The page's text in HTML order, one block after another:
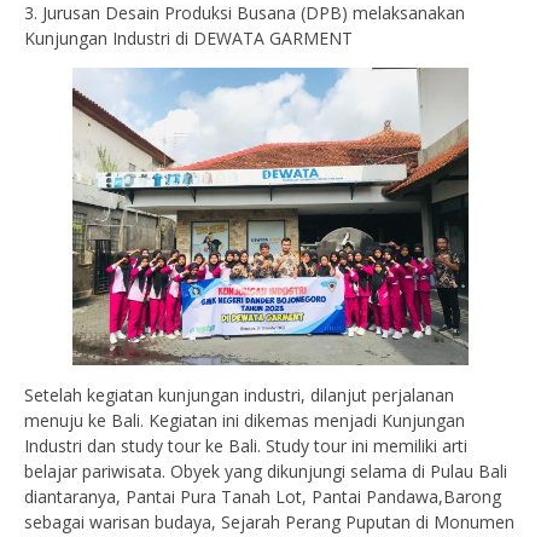
3. Jurusan Desain Produksi Busana (DPB) melaksanakan
Kunjungan Industri di DEWATA GARMENT
Setelah kegiatan kunjungan industri, dilanjut perjalanan
menuju ke Bali. Kegiatan ini dikemas menjadi Kunjungan
Industri dan study tour ke Bali. Study tour ini memiliki arti
belajar pariwisata. Obyek yang dikunjungi selama di Pulau Bali
diantaranya, Pantai Pura Tanah Lot, Pantai Pandawa,Barong
sebagai warisan budaya, Sejarah Perang Puputan di Monumen